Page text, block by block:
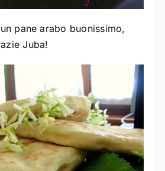
pane arabo buonissimo,
Juba!